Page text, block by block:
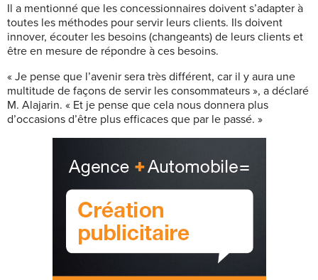
Il a mentionné que les concessionnaires doivent s’adapter à
toutes les méthodes pour servir leurs clients. Ils doivent
innover, écouter les besoins (changeants) de leurs clients et
être en mesure de répondre à ces besoins.
« Je pense que l’avenir sera très différent, car il y aura une
multitude de façons de servir les consommateurs », a déclaré
M. Alajarin. « Et je pense que cela nous donnera plus
d’occasions d’être plus efficaces que par le passé. »